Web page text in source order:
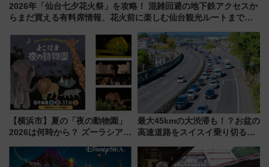
2026年「仙台七夕花火祭」を攻略！ 混雑回避の地下鉄アクセスか
らまだ買える有料席情報、花火前に楽しむ仙台観光ルートまで解
【横浜市】夏の「夜の動物園」
2026は何時から？ ズーラシア・
見どころ、限定イベントを徹底
最大45kmの大渋滞も！？お盆の
高速道路をスイスイ乗り切る快